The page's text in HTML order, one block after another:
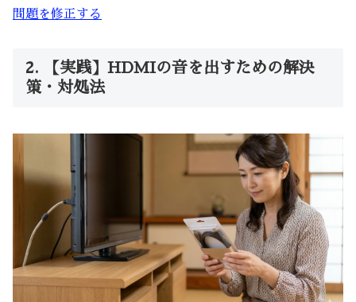
問題を修正する
2. 【実践】HDMIの音を出すための解決
策・対処法